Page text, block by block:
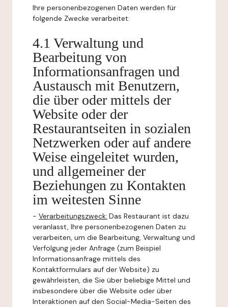
Ihre personenbezogenen Daten werden für
folgende Zwecke verarbeitet:
4.1 Verwaltung und
Bearbeitung von
Informationsanfragen und
Austausch mit Benutzern,
die über oder mittels der
Website oder der
Restaurantseiten in sozialen
Netzwerken oder auf andere
Weise eingeleitet wurden,
und allgemeiner der
Beziehungen zu Kontakten
im weitesten Sinne
- Verarbeitungszweck: Das Restaurant ist dazu
veranlasst, Ihre personenbezogenen Daten zu
verarbeiten, um die Bearbeitung, Verwaltung und
Verfolgung jeder Anfrage (zum Beispiel
Informationsanfrage mittels des
Kontaktformulars auf der Website) zu
gewährleisten, die Sie über beliebige Mittel und
insbesondere über die Website oder über
Interaktionen auf den Social-Media-Seiten des